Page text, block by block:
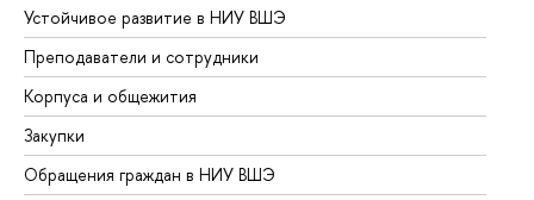
Устойчивое развитие в НИУ ВШЭ
Преподаватели и сотрудники
Корпуса и общежития
Закупки
Обращения граждан в НИУ ВШЭ